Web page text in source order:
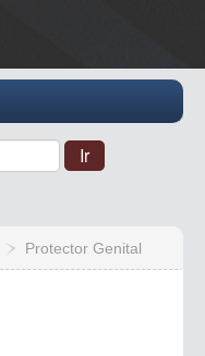
Protector Genital